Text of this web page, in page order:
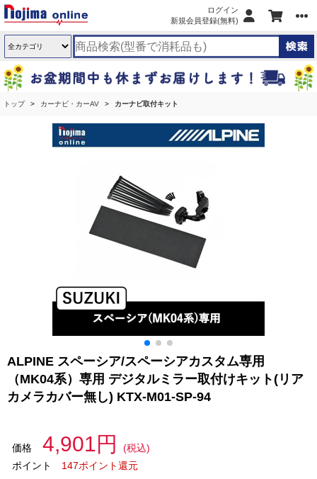
ログイン
新規会員登録(無料)
トップ カーナビ・カーAV カーナビ取付キット
ALPINE スペーシア/スペーシアカスタム専用
（MK04系）専用 デジタルミラー取付けキット(リア
カメラカバー無し) KTX-M01-SP-94
価格 4,901円
(税込)
ポイント
147ポイント還元